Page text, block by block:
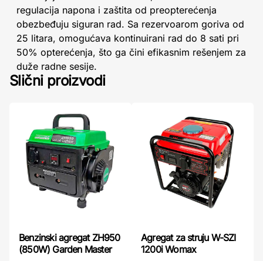
regulacija napona i zaštita od preopterećenja
obezbeđuju siguran rad. Sa rezervoarom goriva od
25 litara, omogućava kontinuirani rad do 8 sati pri
50% opterećenja, što ga čini efikasnim rešenjem za
duže radne sesije.
Slični proizvodi
Benzinski agregat ZH950
(850W) Garden Master
Agregat za struju W-SZI
1200i Womax